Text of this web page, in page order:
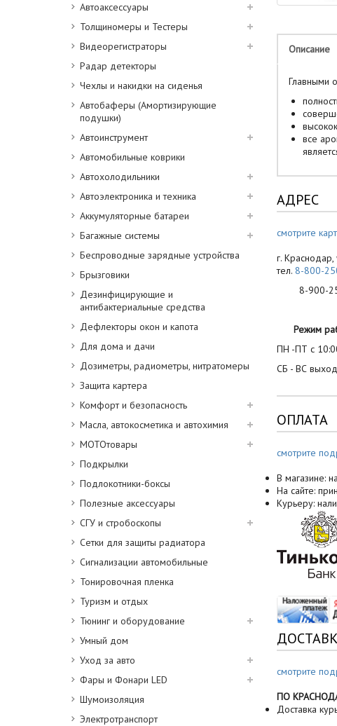
Автоаксессуары
Толщиномеры и Тестеры
Видеорегистраторы
Радар детекторы
Чехлы и накидки на сиденья
Автобаферы (Амортизирующие
подушки)
Автоинструмент
Автомобильные коврики
Автохолодильники
Автоэлектроника и техника
Аккумуляторные батареи
Багажные системы
Беспроводные зарядные устройства
Брызговики
Дезинфицирующие и
антибактериальные средства
Дефлекторы окон и капота
Для дома и дачи
Дозиметры, радиометры, нитратомеры
Защита картера
Комфорт и безопасность
Масла, автокосметика и автохимия
МОТОтовары
Подкрылки
Подлокотники-боксы
Полезные аксессуары
СГУ и стробоскопы
Сетки для защиты радиатора
Сигнализации автомобильные
Тонировочная пленка
Туризм и отдых
Тюнинг и оборудование
Умный дом
Уход за авто
Фары и Фонари LED
Шумоизоляция
Электротранспорт
Описание
Главными
все
АДРЕС
смотрите
г.
тел. 8-800-
8-900-
Режим
ПН -ПТ с
СБ - ВС
ОПЛАТА
смотрите
В магазине:
На сайте:
Курьеру:
смотрите
ПО
Доставка